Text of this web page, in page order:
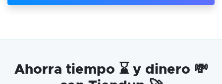
Ahorra tiempo ⌛ y dinero 💸